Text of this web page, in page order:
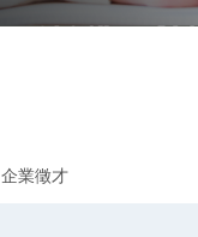
企業徵才